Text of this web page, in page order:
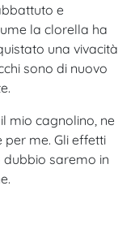
e
la clorella ha
una vivacità
sono di nuovo
mio cagnolino, ne
me. Gli effetti
saremo in